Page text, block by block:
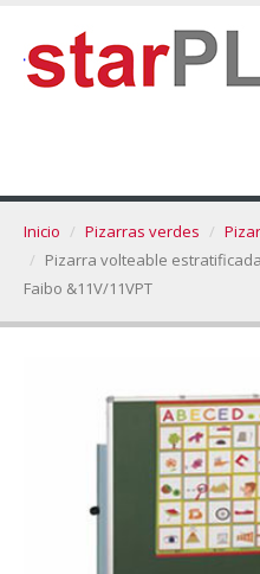
Inicio Pizarras verdes
Pizarra volteable
Faibo &11V/11VPT